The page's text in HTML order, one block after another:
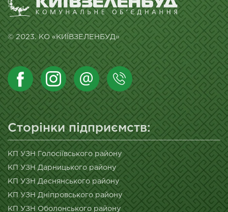
© 2023. КО «КИЇВЗЕЛЕНБУД»
Сторінки підприємств:
КП УЗН Голосіївського району
КП УЗН Дарницького району
КП УЗН Деснянського району
КП УЗН Дніпровського району
КП УЗН Оболонського району